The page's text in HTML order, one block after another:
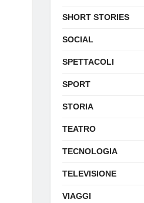
SHORT STORIES
SOCIAL
SPETTACOLI
SPORT
STORIA
TEATRO
TECNOLOGIA
TELEVISIONE
VIAGGI